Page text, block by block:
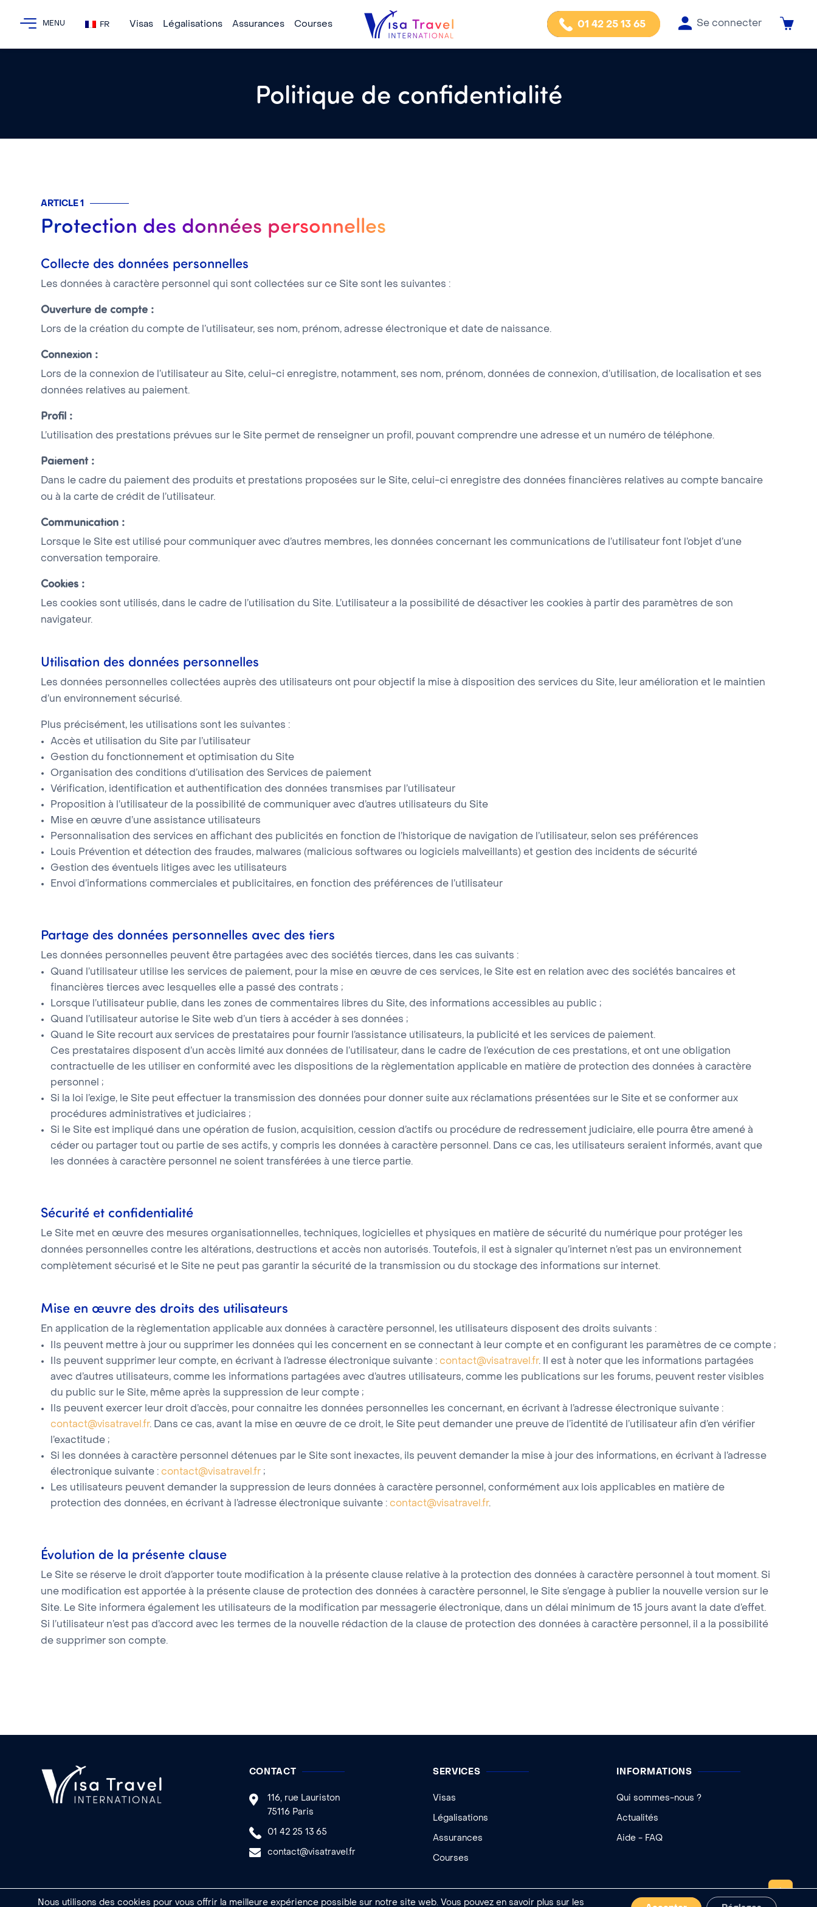
FR Visas Légalisations Assurances Courses 01 42 25 13 65 Se connecter
Politique de confidentialité
ARTICLE 1
Protection des données personnelles
Collecte des données personnelles
Les données à caractère personnel qui sont collectées sur ce Site sont les suivantes :
Ouverture de compte :
Lors de la création du compte de l’utilisateur, ses nom, prénom, adresse électronique et date de naissance.
Connexion :
Lors de la connexion de l’utilisateur au Site, celui-ci enregistre, notamment, ses nom, prénom, données de connexion, d’utilisation, de localisation et ses
données relatives au paiement.
Profil :
L’utilisation des prestations prévues sur le Site permet de renseigner un profil, pouvant comprendre une adresse et un numéro de téléphone.
Paiement :
Dans le cadre du paiement des produits et prestations proposées sur le Site, celui-ci enregistre des données financières relatives au compte bancaire
ou à la carte de crédit de l’utilisateur.
Communication :
Lorsque le Site est utilisé pour communiquer avec d’autres membres, les données concernant les communications de l’utilisateur font l’objet d’une
conversation temporaire.
Cookies :
Les cookies sont utilisés, dans le cadre de l’utilisation du Site. L’utilisateur a la possibilité de désactiver les cookies à partir des paramètres de son
navigateur.
Utilisation des données personnelles
Les données personnelles collectées auprès des utilisateurs ont pour objectif la mise à disposition des services du Site, leur amélioration et le maintien
d’un environnement sécurisé.
Plus précisément, les utilisations sont les suivantes :
Accès et utilisation du Site par l’utilisateur
Gestion du fonctionnement et optimisation du Site
Organisation des conditions d’utilisation des Services de paiement
Vérification, identification et authentification des données transmises par l’utilisateur
Proposition à l’utilisateur de la possibilité de communiquer avec d’autres utilisateurs du Site
Mise en œuvre d’une assistance utilisateurs
Personnalisation des services en affichant des publicités en fonction de l’historique de navigation de l’utilisateur, selon ses préférences
Louis Prévention et détection des fraudes, malwares (malicious softwares ou logiciels malveillants) et gestion des incidents de sécurité
Gestion des éventuels litiges avec les utilisateurs
Envoi d’informations commerciales et publicitaires, en fonction des préférences de l’utilisateur
Partage des données personnelles avec des tiers
Les données personnelles peuvent être partagées avec des sociétés tierces, dans les cas suivants :
Quand l’utilisateur utilise les services de paiement, pour la mise en œuvre de ces services, le Site est en relation avec des sociétés bancaires et
financières tierces avec lesquelles elle a passé des contrats ;
Lorsque l’utilisateur publie, dans les zones de commentaires libres du Site, des informations accessibles au public ;
Quand l’utilisateur autorise le Site web d’un tiers à accéder à ses données ;
Quand le Site recourt aux services de prestataires pour fournir l’assistance utilisateurs, la publicité et les services de paiement.
Ces prestataires disposent d’un accès limité aux données de l’utilisateur, dans le cadre de l’exécution de ces prestations, et ont une obligation
contractuelle de les utiliser en conformité avec les dispositions de la règlementation applicable en matière de protection des données à caractère
personnel ;
Si la loi l’exige, le Site peut effectuer la transmission des données pour donner suite aux réclamations présentées sur le Site et se conformer aux
procédures administratives et judiciaires ;
Si le Site est impliqué dans une opération de fusion, acquisition, cession d’actifs ou procédure de redressement judiciaire, elle pourra être amené à
céder ou partager tout ou partie de ses actifs, y compris les données à caractère personnel. Dans ce cas, les utilisateurs seraient informés, avant que
les données à caractère personnel ne soient transférées à une tierce partie.
Sécurité et confidentialité
Le Site met en œuvre des mesures organisationnelles, techniques, logicielles et physiques en matière de sécurité du numérique pour protéger les
données personnelles contre les altérations, destructions et accès non autorisés. Toutefois, il est à signaler qu’internet n’est pas un environnement
complètement sécurisé et le Site ne peut pas garantir la sécurité de la transmission ou du stockage des informations sur internet.
Mise en œuvre des droits des utilisateurs
En application de la règlementation applicable aux données à caractère personnel, les utilisateurs disposent des droits suivants :
Ils peuvent mettre à jour ou supprimer les données qui les concernent en se connectant à leur compte et en configurant les paramètres de ce compte ;
Ils peuvent supprimer leur compte, en écrivant à l’adresse électronique suivante :contact@visatravel.fr. Il est à noter que les informations partagées
avec d’autres utilisateurs, comme les informations partagées avec d’autres utilisateurs, comme les publications sur les forums, peuvent rester visibles
du public sur le Site, même après la suppression de leur compte ;
Ils peuvent exercer leur droit d’accès, pour connaitre les données personnelles les concernant, en écrivant à l’adresse électronique suivante :
contact@visatravel.fr. Dans ce cas, avant la mise en œuvre de ce droit, le Site peut demander une preuve de l’identité de l’utilisateur afin d’en vérifier
l’exactitude ;
Si les données à caractère personnel détenues par le Site sont inexactes, ils peuvent demander la mise à jour des informations, en écrivant à l’adresse
électronique suivante :contact@visatravel.fr ;
Les utilisateurs peuvent demander la suppression de leurs données à caractère personnel, conformément aux lois applicables en matière de
protection des données, en écrivant à l’adresse électronique suivante :contact@visatravel.fr.
Évolution de la présente clause
Le Site se réserve le droit d’apporter toute modification à la présente clause relative à la protection des données à caractère personnel à tout moment. Si
une modification est apportée à la présente clause de protection des données à caractère personnel, le Site s’engage à publier la nouvelle version sur le
Site. Le Site informera également les utilisateurs de la modification par messagerie électronique, dans un délai minimum de 15 jours avant la date d’effet.
Si l’utilisateur n’est pas d’accord avec les termes de la nouvelle rédaction de la clause de protection des données à caractère personnel, il a la possibilité
de supprimer son compte.
CONTACT
116, rue Lauriston
75116 Paris
01 42 25 13 65
contact@visatravel.fr
SERVICES
Visas
Légalisations
Assurances
Courses
INFORMATIONS
Qui sommes-nous ?
Actualités
Aide - FAQ
Nous utilisons des cookies pour vous offrir la meilleure expérience possible sur notre site web. Vous pouvez en savoir plus sur les